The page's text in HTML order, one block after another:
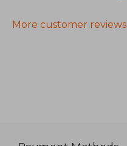
More customer reviews